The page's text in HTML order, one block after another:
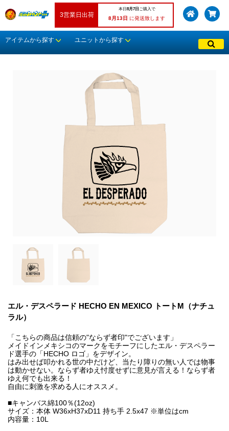
3営業日出荷
本日 8月7日 ご購入で
8月13日 に発送致します
アイテムから探す ユニットから探す
エル・デスペラード HECHO EN MEXICO トートM（ナチュ
ラル）
「こちらの商品は信頼の"ならず者印"でございます」
メイドインメキシコのマークをモチーフにしたエル・デスペラー
ド選手の「HECHO ロゴ」をデザイン。
はみ出せば叩かれる世の中だけど、当たり障りの無い人では物事
は動かせない。ならず者ゆえ忖度せずに意見が言える！ならず者
ゆえ何でも出来る！
自由に刺激を求める人にオススメ。
■キャンバス綿100％(12oz)
サイズ：本体 W36xH37xD11 持ち手 2.5x47 ※単位はcm
内容量：10L